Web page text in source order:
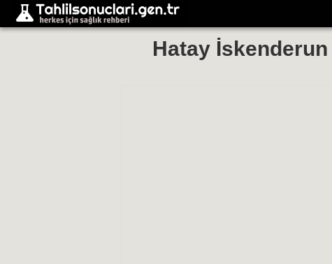
Hatay İskenderun